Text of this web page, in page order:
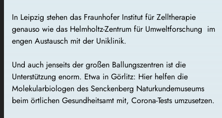
In Leipzig stehen das Fraunhofer Institut für Zelltherapie
genauso wie das Helmholtz-Zentrum für Umweltforschung im
engen Austausch mit der Uniklinik.
Und auch jenseits der großen Ballungszentren ist die
Unterstützung enorm. Etwa in Görlitz: Hier helfen die
Molekularbiologen des Senckenberg Naturkundemuseums
beim örtlichen Gesundheitsamt mit, Corona-Tests umzusetzen.